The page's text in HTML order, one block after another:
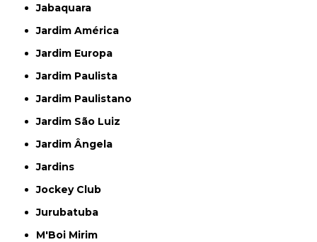
Jabaquara
Jardim América
Jardim Europa
Jardim Paulista
Jardim Paulistano
Jardim São Luiz
Jardim Ângela
Jardins
Jockey Club
Jurubatuba
M'Boi Mirim